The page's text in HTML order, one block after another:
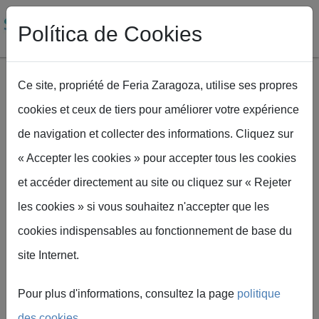
Aller au contenu principal
Fil d'Ariane
Journées et
activités
Política de Cookies
Ce site, propriété de Feria Zaragoza, utilise ses propres
cookies et ceux de tiers pour améliorer votre expérience
de navigation et collecter des informations. Cliquez sur
« Accepter les cookies » pour accepter tous les cookies
et accéder directement au site ou cliquez sur « Rejeter
les cookies » si vous souhaitez n'accepter que les
cookies indispensables au fonctionnement de base du
site Internet.
Pour plus d'informations, consultez la page politique